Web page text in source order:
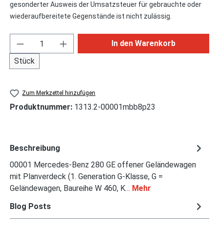
gesonderter Ausweis der Umsatzsteuer für gebrauchte oder
wiederaufbereitete Gegenstände ist nicht zulässig.
Produkt Anzahl: Gib den gewünschten
Stück
In den Warenkorb
Zum Merkzettel hinzufügen
Produktnummer: 1313.2-00001mbb8p23
Beschreibung
00001 Mercedes-Benz 280 GE offener Geländewagen
mit Planverdeck (1. Generation G-Klasse, G =
Geländewagen, Baureihe W 460, K… Mehr
Blog Posts